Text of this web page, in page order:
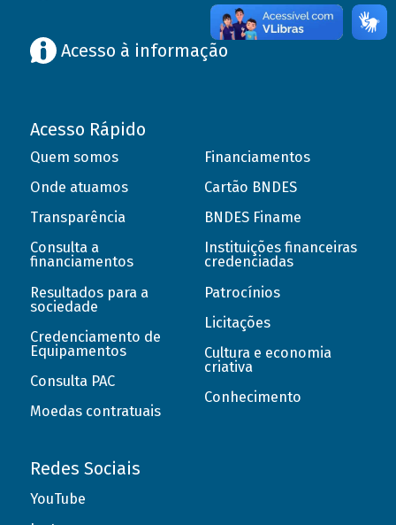
Acesso à informação
Acesso Rápido
Quem somos
Onde atuamos
Transparência
Consulta a
financiamentos
Resultados para a
sociedade
Credenciamento de
Equipamentos
Consulta PAC
Moedas contratuais
Financiamentos
Cartão BNDES
BNDES Finame
Instituições financeiras
credenciadas
Patrocínios
Licitações
Cultura e economia
criativa
Conhecimento
Redes Sociais
YouTube